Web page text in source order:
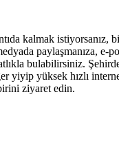
kalmak istiyorsanız,
paylaşmanıza, e-
bulabilirsiniz.
yiyip yüksek hızlı
ziyaret edin.